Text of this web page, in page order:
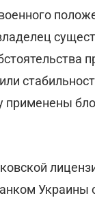
применены
Украины